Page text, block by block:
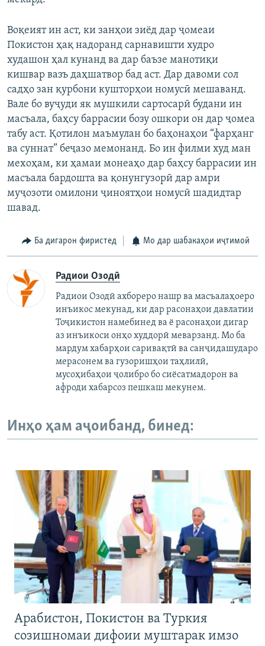
Воқеият ин аст, ки занҳои зиёд дар ҷомеаи
Покистон ҳақ надоранд сарнавишти худро
худашон ҳал кунанд ва дар баъзе манотиқи
кишвар вазъ даҳшатвор бад аст. Дар давоми сол
садҳо зан қурбони кушторҳои номусӣ мешаванд.
Вале бо вуҷуди як мушкили сартосарӣ будани ин
масъала, баҳсу баррасии бозу ошкори он дар ҷомеа
табу аст. Қотилон маъмулан бо баҳонаҳои “фарҳанг
ва суннат” беҷазо мемонанд. Бо ин филми худ ман
мехоҳам, ки ҳамаи монеаҳо дар баҳсу баррасии ин
масъала бардошта ва қонунгузорӣ дар амри
муҷозоти омилони ҷиноятҳои номусӣ шадидтар
шавад.
Ба дигарон фиристед Мо дар шабакаҳои иҷтимоӣ
Радиои Озодӣ
Радиои Озодӣ ахбореро нашр ва масъалаҳоеро
инъикос мекунад, ки дар расонаҳои давлатии
Тоҷикистон намебинед ва ё расонаҳои дигар
аз инъикоси онҳо худдорӣ меварзанд. Мо ба
мардум хабарҳои саривақтӣ ва санҷидашударо
мерасонем ва гузоришҳои таҳлилӣ,
мусоҳибаҳои ҷолибро бо сиёсатмадорон ва
афроди хабарсоз пешкаш мекунем.
Инҳо ҳам аҷоибанд, бинед:
Арабистон, Покистон ва Туркия
созишномаи дифоии муштарак имзо